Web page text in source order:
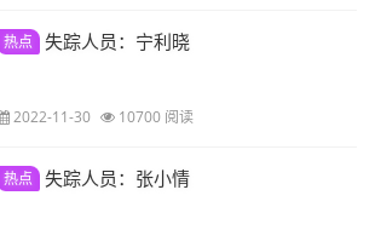
热点 失踪人员：宁利晓
2022-11-30 10700 阅读
热点 失踪人员：张小情